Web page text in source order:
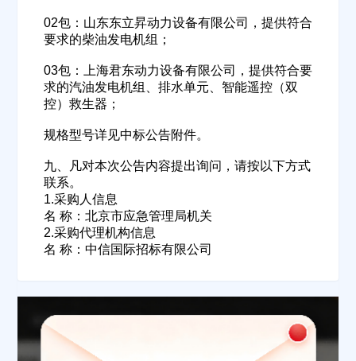
02包：山东东立昇动力设备有限公司，提供符合
要求的柴油发电机组；
03包：上海君东动力设备有限公司，提供符合要
求的汽油发电机组、排水单元、智能遥控（双
控）救生器；
规格型号详见中标公告附件。
九、凡对本次公告内容提出询问，请按以下方式
联系。
1.采购人信息
名 称：北京市应急管理局机关
2.采购代理机构信息
名 称：中信国际招标有限公司
联系方式
填写联系电话后会有服务中心的工作人员给您致电！
立即入驻